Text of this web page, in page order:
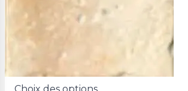
Choix des options